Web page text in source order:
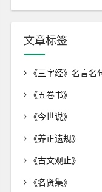
文章标签
《三字经》名言名
《五卷书》
《今世说》
《养正遗规》
《古文观止》
《名贤集》